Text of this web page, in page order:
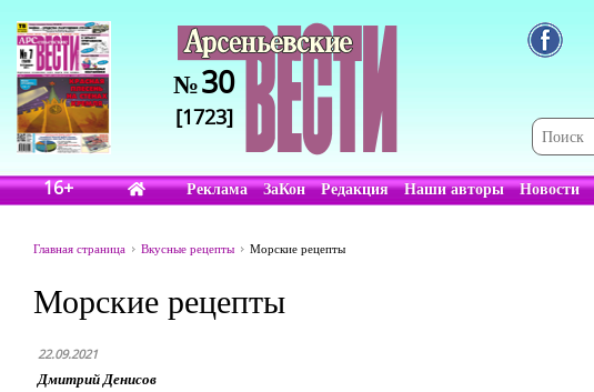
№30
[1723]
16+ Реклама ЗаКон Редакция Наши авторы Новости
Главная страница Вкусные рецепты Морские рецепты
Морские рецепты
22.09.2021
Дмитрий Денисов